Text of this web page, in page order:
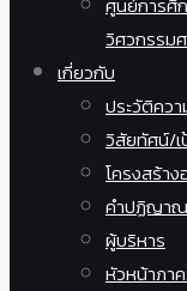
วิศวกรรม
เกี่ยวกับ
ประวัติควา
วิสัยทัศน์/
โครงสร้า
คำปฏิญา
ผู้บริหาร
หัวหน้าภา